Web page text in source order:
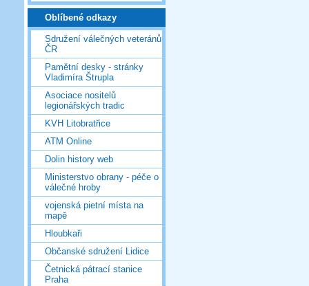
Oblíbené odkazy
Sdružení válečných veteránů
ČR
Pamětní desky - stránky
Vladimíra Štrupla
Asociace nositelů
legionářských tradic
KVH Litobratřice
ATM Online
Dolin history web
Ministerstvo obrany - péče o
válečné hroby
vojenská pietní místa na
mapě
Hloubkaři
Občanské sdružení Lidice
Četnická pátrací stanice
Praha